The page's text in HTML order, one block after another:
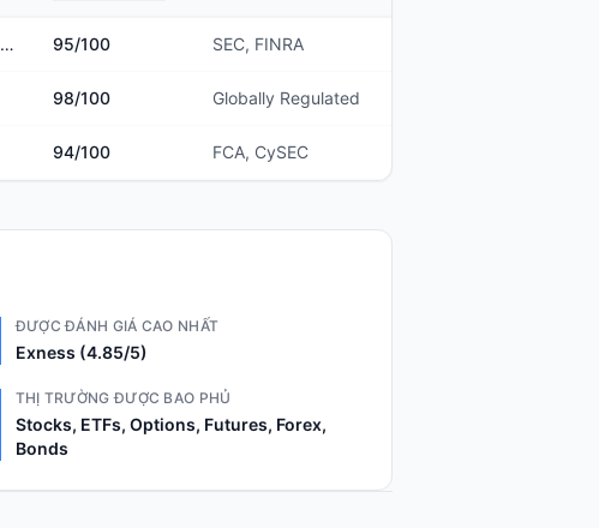
$0.0005 to $0.0035 per share 95/100 SEC, FINRA
98/100 Globally Regulated
94/100 FCA, CySEC
ĐƯỢC ĐÁNH GIÁ CAO NHẤT
Exness (4.85/5)
THỊ TRƯỜNG ĐƯỢC BAO PHỦ
Stocks, ETFs, Options, Futures, Forex,
Bonds